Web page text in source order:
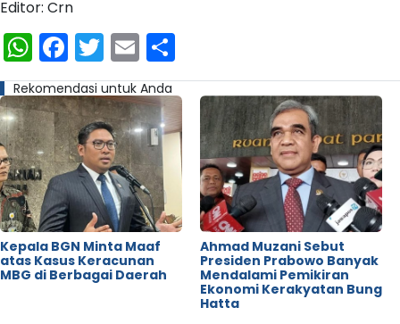
Editor: Crn
WhatsApp
Facebook
Twitter
Email
Rekomendasi untuk Anda
Kepala BGN Minta Maaf
atas Kasus Keracunan
MBG di Berbagai Daerah
Ahmad Muzani Sebut
Presiden Prabowo Banyak
Mendalami Pemikiran
Ekonomi Kerakyatan Bung
Hatta